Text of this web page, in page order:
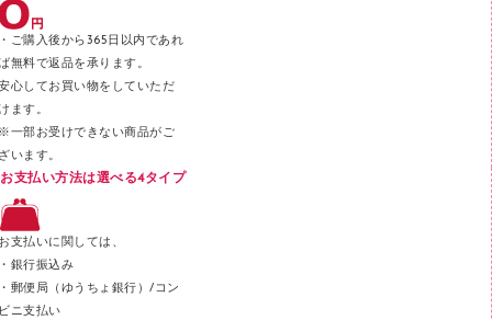
テープカッター
その他文具
セロハンテープ
スティックのり
クリップ
ご購入後から365日以内であれ
無料で返品を承ります。
心してお買い物をしていただ
ます。
一部お受けできない商品がご
います。
お支払い方法は選べる4タイプ
支払いに関しては、
銀行振込み
郵便局（ゆうちょ銀行）/コン
ニ支払い